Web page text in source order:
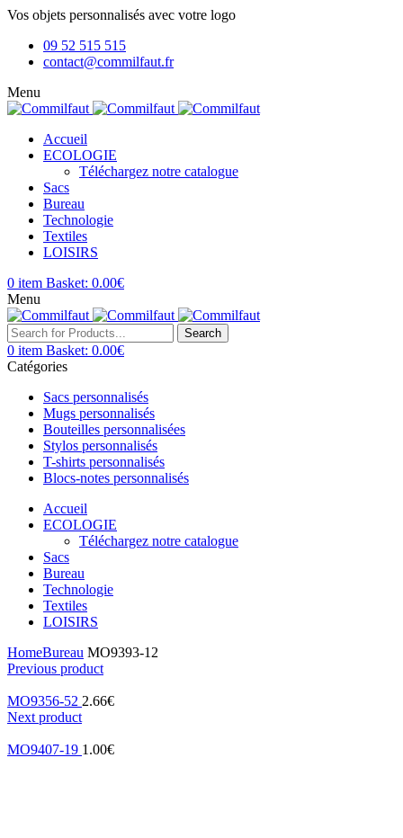
Vos objets personnalisés avec votre logo
09 52 515 515
contact@commilfaut.fr
Menu
Accueil
ECOLOGIE
Téléchargez notre catalogue
Sacs
Bureau
Technologie
Textiles
LOISIRS
0 item Basket: 0.00€
Menu
Search
0 item Basket: 0.00€
Catégories
Sacs personnalisés
Mugs personnalisés
Bouteilles personnalisées
Stylos personnalisés
T-shirts personnalisés
Blocs-notes personnalisés
Accueil
ECOLOGIE
Téléchargez notre catalogue
Sacs
Bureau
Technologie
Textiles
LOISIRS
HomeBureau MO9393-12
Previous product
MO9356-52 2.66€
Next product
MO9407-19 1.00€